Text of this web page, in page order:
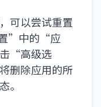
可以尝试重置
”中的“应
“高级选
删除应用的所
。